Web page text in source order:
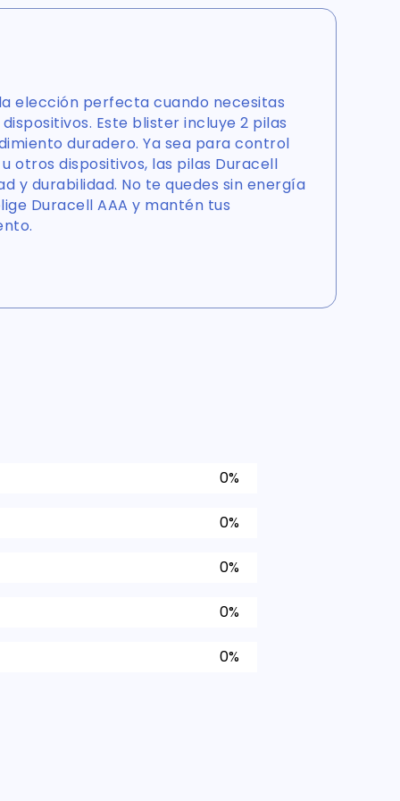
elección perfecta cuando necesitas
Este blister incluye 2 pilas
duradero. Ya sea para control
otros dispositivos, las pilas Duracell
y durabilidad. No te quedes sin energía
Duracell AAA y mantén tus
0%
0%
0%
0%
0%